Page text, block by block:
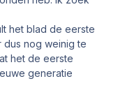
het blad de eerste
dus nog weinig te
het de eerste
generatie